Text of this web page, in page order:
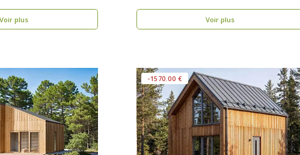
Voir plus
Voir plus
-1570.00 €